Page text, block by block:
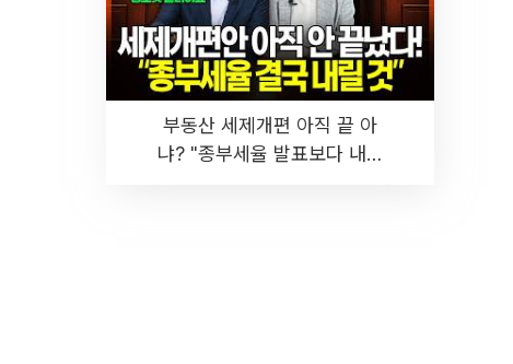
부동산 세제개편 아직 끝 아
냐? "종부세율 발표보다 내릴